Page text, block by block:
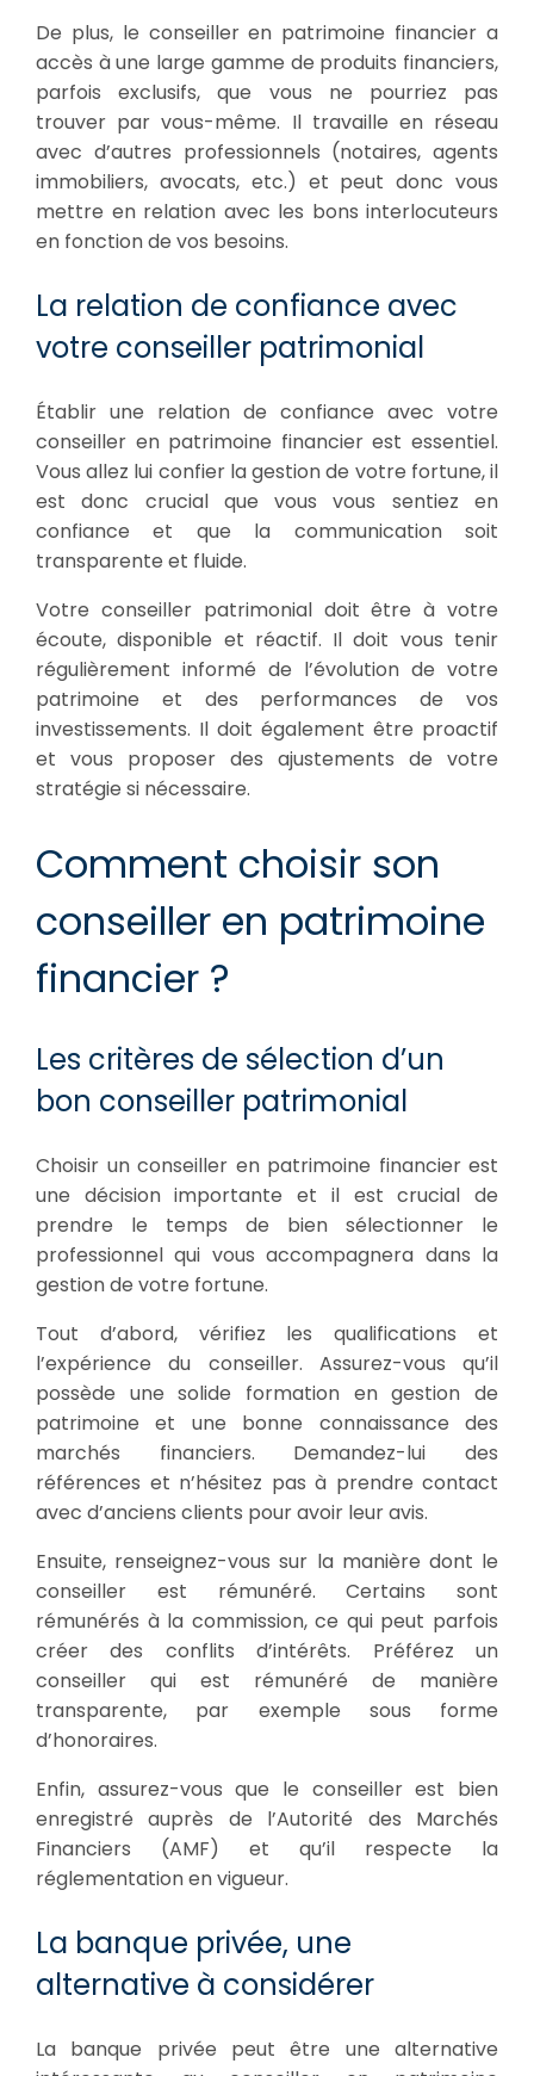
De plus, le conseiller en patrimoine financier a
accès à une large gamme de produits financiers,
parfois exclusifs, que vous ne pourriez pas
trouver par vous-même. Il travaille en réseau
avec d’autres professionnels (notaires, agents
immobiliers, avocats, etc.) et peut donc vous
mettre en relation avec les bons interlocuteurs
en fonction de vos besoins.
La relation de confiance avec
votre conseiller patrimonial
Établir une relation de confiance avec votre
conseiller en patrimoine financier est essentiel.
Vous allez lui confier la gestion de votre fortune, il
est donc crucial que vous vous sentiez en
confiance et que la communication soit
transparente et fluide.
Votre conseiller patrimonial doit être à votre
écoute, disponible et réactif. Il doit vous tenir
régulièrement informé de l’évolution de votre
patrimoine et des performances de vos
investissements. Il doit également être proactif
et vous proposer des ajustements de votre
stratégie si nécessaire.
Comment choisir son
conseiller en patrimoine
financier ?
Les critères de sélection d’un
bon conseiller patrimonial
Choisir un conseiller en patrimoine financier est
une décision importante et il est crucial de
prendre le temps de bien sélectionner le
professionnel qui vous accompagnera dans la
gestion de votre fortune.
Tout d’abord, vérifiez les qualifications et
l’expérience du conseiller. Assurez-vous qu’il
possède une solide formation en gestion de
patrimoine et une bonne connaissance des
marchés financiers. Demandez-lui des
références et n’hésitez pas à prendre contact
avec d’anciens clients pour avoir leur avis.
Ensuite, renseignez-vous sur la manière dont le
conseiller est rémunéré. Certains sont
rémunérés à la commission, ce qui peut parfois
créer des conflits d’intérêts. Préférez un
conseiller qui est rémunéré de manière
transparente, par exemple sous forme
d’honoraires.
Enfin, assurez-vous que le conseiller est bien
enregistré auprès de l’Autorité des Marchés
Financiers (AMF) et qu’il respecte la
réglementation en vigueur.
La banque privée, une
alternative à considérer
La banque privée peut être une alternative